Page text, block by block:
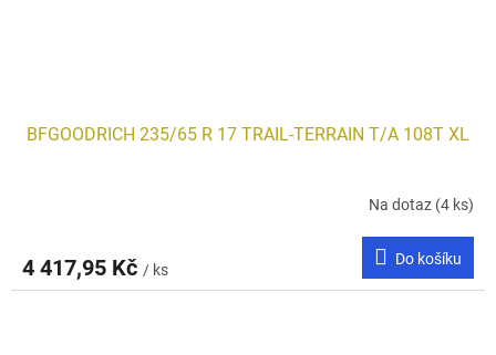
BFGOODRICH 235/65 R 17 TRAIL-TERRAIN T/A 108T XL
Na dotaz (4 ks)
4 417,95 Kč / ks
Do košíku